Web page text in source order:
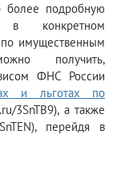
более подробную
конкретном
имущественным
получить,
ФНС России
и льготах по
3SnTB9), а также
перейдя в